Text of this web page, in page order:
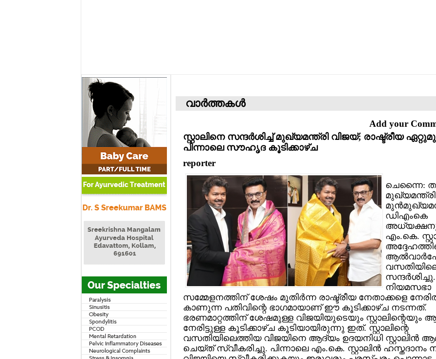
വാര്‍ത്തകള്‍
Add your
സ്റ്റാലിനെ സന്ദര്‍ശിച്ച് മുഖ്യമന്ത്രി വിജയ്; രാഷ്ട്രീയ
പിന്നാലെ സൗഹൃദ കൂടിക്കാഴ്ച
reporter
ചെന്നൈ:
ഡിഎംകെ
എം.കെ.
നിയമസഭാ
സമ്മേളനത്തിന് ശേഷം മുതിര്‍ന്ന രാഷ്ട്രീയ നേതാക്കളെ
കാണുന്ന പതിവിന്റെ ഭാഗമായാണ് ഈ കൂടിക്കാഴ്ച നടന്നത്.
ഭരണമാറ്റത്തിന് ശേഷമുള്ള വിജയിയുടെയും സ്റ്റാലിന്റെയും
നേരിട്ടുള്ള കൂടിക്കാഴ്ച കൂടിയായിരുന്നു ഇത്. സ്റ്റാലിന്റെ
വസതിയിലെത്തിയ വിജയിനെ ആദ്യം ഉദയനിധി സ്റ്റാലിന്‍
ചെയ്ത് സ്വീകരിച്ചു. പിന്നാലെ എം.കെ. സ്റ്റാലിന്‍ ഹസ്തദാനം